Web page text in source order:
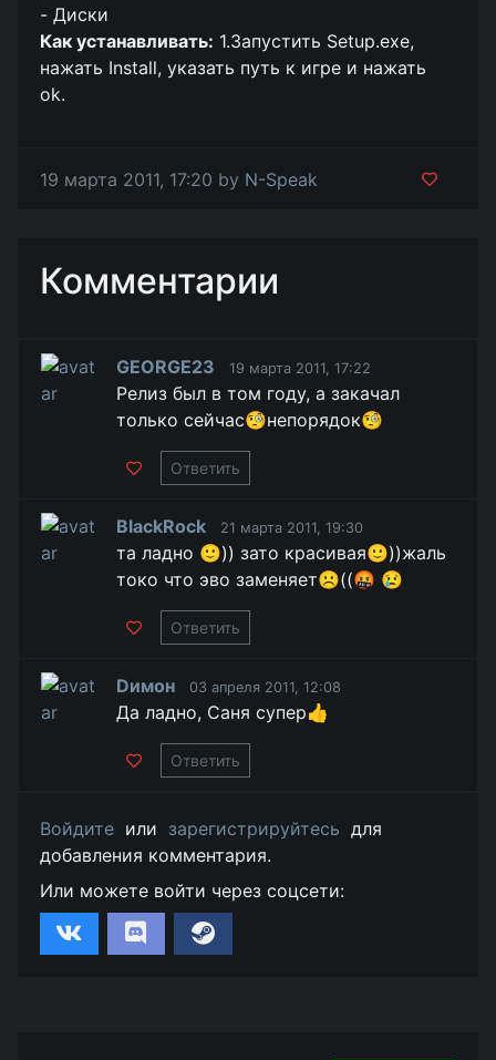
- Диски
Как устанавливать: 1.Запустить Setup.exe,
нажать Install, указать путь к игре и нажать
ok.
19 марта 2011, 17:20 by N-Speak
Комментарии
GEORGE23 19 марта 2011, 17:22
Релиз был в том году, а закачал
только сейчас🧐непорядок🧐
Ответить
BlackRock 21 марта 2011, 19:30
та ладно 🙂)) зато красивая🙂))жаль
токо что эво заменяет☹️((🤬 😢
Ответить
Dимон 03 апреля 2011, 12:08
Да ладно, Саня супер👍
Ответить
Войдите или зарегистрируйтесь для
добавления комментария.
Или можете войти через соцсети: